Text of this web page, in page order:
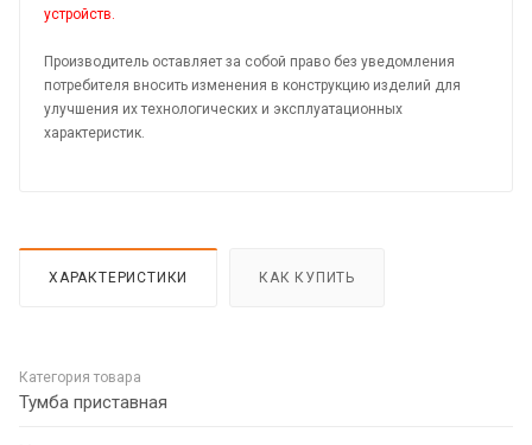
устройств.
Производитель оставляет за собой право без уведомления
потребителя вносить изменения в конструкцию изделий для
улучшения их технологических и эксплуатационных
характеристик.
ХАРАКТЕРИСТИКИ КАК КУПИТЬ
Категория товара
Тумба приставная